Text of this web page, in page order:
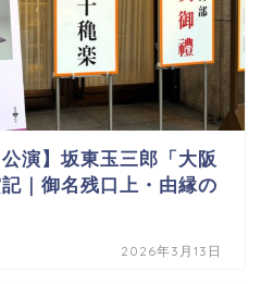
演】坂東玉三郎「大阪
｜御名残口上・由縁の
2026年3月13日